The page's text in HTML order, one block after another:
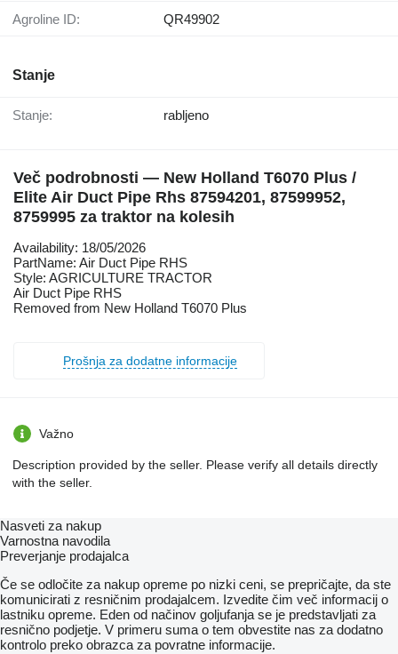
Agroline ID: QR49902
Stanje
Stanje: rabljeno
Več podrobnosti — New Holland T6070 Plus /
Elite Air Duct Pipe Rhs 87594201, 87599952,
8759995 za traktor na kolesih
Availability: 18/05/2026
PartName: Air Duct Pipe RHS
Style: AGRICULTURE TRACTOR
Air Duct Pipe RHS
Removed from New Holland T6070 Plus
Prošnja za dodatne informacije
Važno
Description provided by the seller. Please verify all details directly
with the seller.
Nasveti za nakup
Varnostna navodila
Preverjanje prodajalca
Če se odločite za nakup opreme po nizki ceni, se prepričajte, da ste
komunicirati z resničnim prodajalcem. Izvedite čim več informacij o
lastniku opreme. Eden od načinov goljufanja se je predstavljati za
resnično podjetje. V primeru suma o tem obvestite nas za dodatno
kontrolo preko obrazca za povratne informacije.